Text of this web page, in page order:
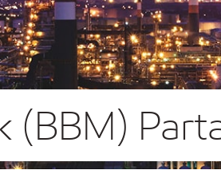
(BBM)